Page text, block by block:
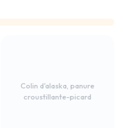
Colin d'alaska, panure
croustillante-picard